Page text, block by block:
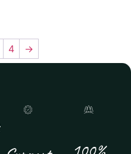
4 →